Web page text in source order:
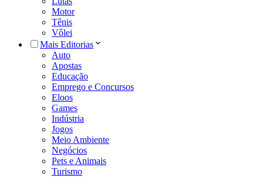
Motor
Tênis
Vôlei
Mais Editorias
Auto
Apostas
Educação
Emprego e Concursos
Eloos
Games
Indústria
Jogos
Meio Ambiente
Negócios
Pets e Animais
Turismo